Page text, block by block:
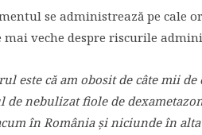
se administrează pe cale
mai veche despre riscurile
este că am obosit de câte mii
de nebulizat fiole de
în România și niciunde în